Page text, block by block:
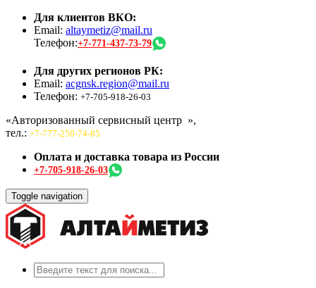
Для клиентов ВКО:
Email: altaymetiz@mail.ru
Телефон:+7-771-437-73-79
Для других регионов РК:
Email: acgnsk.region@mail.ru
Телефон: +7-705-918-26-03
«Авторизованный сервисный центр »,
тел.: +7-777-250-74-85
Оплата и доставка товара из России
+7-705-918-26-03
Toggle navigation